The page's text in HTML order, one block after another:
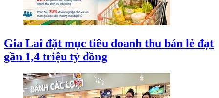
Gia Lai đặt mục tiêu doanh thu bán lẻ đạt
gần 1,4 triệu tỷ đồng